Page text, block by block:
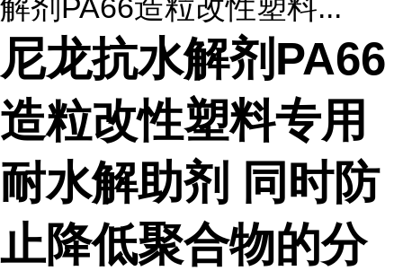
解剂PA66造粒改性塑料...
尼龙抗水解剂PA66
造粒改性塑料专用
耐水解助剂 同时防
止降低聚合物的分